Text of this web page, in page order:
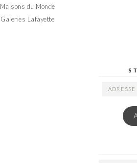
Maisons du Monde
Galeries Lafayette
ADRESSE